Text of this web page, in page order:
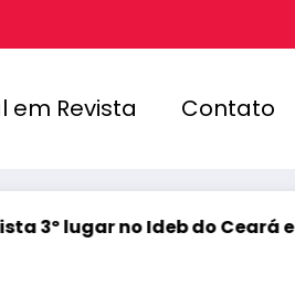
em Revista Contato
do Ceará e registra